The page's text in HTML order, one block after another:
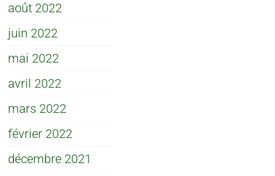
août 2022
juin 2022
mai 2022
avril 2022
mars 2022
février 2022
décembre 2021